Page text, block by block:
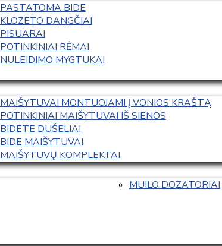
PASTATOMA BIDE
KLOZETO DANGČIAI
PISUARAI
POTINKINIAI RĖMAI
NULEIDIMO MYGTUKAI
MAIŠYTUVAI MONTUOJAMI Į VONIOS KRAŠTĄ
POTINKINIAI MAIŠYTUVAI IŠ SIENOS
BIDETE DUŠELIAI
BIDE MAIŠYTUVAI
MAIŠYTUVŲ KOMPLEKTAI
MUILO DOZATORIAI